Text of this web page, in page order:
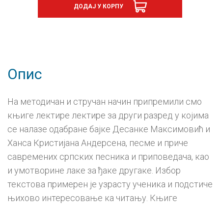
други
разред
ДОДАЈ У КОРПУ
Опис
На методичан и стручан начин припремили смо
књиге лектире лектире за други разред у којима
се налазе одабране бајке Десанке Максимовић и
Ханса Кристијана Андерсена, песме и приче
савремених српских песника и приповедача, као
и умотворине лаке за ђаке другаке. Избор
текстова примерен је узрасту ученика и подстиче
њихово интересовање ка читању. Књиге